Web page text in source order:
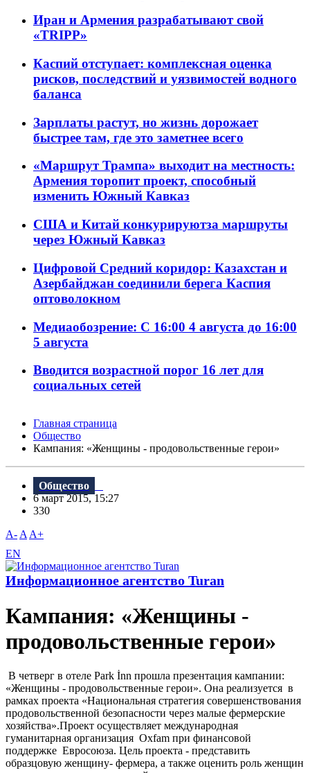
Иран и Армения разрабатывают свой
«TRIPP»
Каспий отступает: комплексная оценка
рисков, последствий и уязвимостей водного
баланса
Зарплаты растут, но жизнь дорожает
быстрее там, где это заметнее всего
«Маршрут Трампа» выходит на местность:
Армения торопит проект, способный
изменить Южный Кавказ
США и Китай конкурируютза маршруты
через Южный Кавказ
Цифровой Средний коридор: Казахстан и
Азербайджан соединили берега Каспия
оптоволокном
Медиаобозрение: С 16:00 4 августа до 16:00
5 августа
Вводится возрастной порог 16 лет для
социальных сетей
Главная страница
Общество
Кампания: «Женщины - продовольственные герои»
Общество
6 март 2015, 15:27
330
A- A A+
EN
Информационное агентство Turan
Кампания: «Женщины -
продовольственные герои»
В четверг в отеле Park İnn прошла презентация кампании:
«Женщины - продовольственные герои». Она реализуется в
рамках проекта «Национальная стратегия совершенствования
продовольственной безопасности через малые фермерские
хозяйства».Проект осуществляет международная
гуманитарная организация Oxfam при финансовой
поддержке Евросоюза. Цель проекта - представить
образцовую женщину- фермера, а также оценить роль женщин